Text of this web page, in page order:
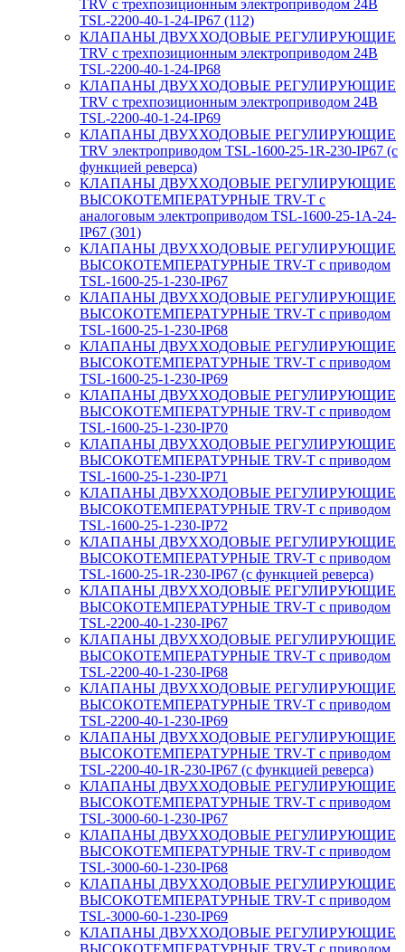
TRV с трехпозиционным электроприводом 24В
TSL-2200-40-1-24-IP67 (112)
КЛАПАНЫ ДВУХХОДОВЫЕ РЕГУЛИРУЮЩИЕ
TRV с трехпозиционным электроприводом 24В
TSL-2200-40-1-24-IP68
КЛАПАНЫ ДВУХХОДОВЫЕ РЕГУЛИРУЮЩИЕ
TRV с трехпозиционным электроприводом 24В
TSL-2200-40-1-24-IP69
КЛАПАНЫ ДВУХХОДОВЫЕ РЕГУЛИРУЮЩИЕ
TRV электроприводом TSL-1600-25-1R-230-IP67 (с
функцией реверса)
КЛАПАНЫ ДВУХХОДОВЫЕ РЕГУЛИРУЮЩИЕ
ВЫСОКОТЕМПЕРАТУРНЫЕ TRV-T с
аналоговым электроприводом TSL-1600-25-1А-24-
IP67 (301)
КЛАПАНЫ ДВУХХОДОВЫЕ РЕГУЛИРУЮЩИЕ
ВЫСОКОТЕМПЕРАТУРНЫЕ TRV-T с приводом
TSL-1600-25-1-230-IP67
КЛАПАНЫ ДВУХХОДОВЫЕ РЕГУЛИРУЮЩИЕ
ВЫСОКОТЕМПЕРАТУРНЫЕ TRV-T с приводом
TSL-1600-25-1-230-IP68
КЛАПАНЫ ДВУХХОДОВЫЕ РЕГУЛИРУЮЩИЕ
ВЫСОКОТЕМПЕРАТУРНЫЕ TRV-T с приводом
TSL-1600-25-1-230-IP69
КЛАПАНЫ ДВУХХОДОВЫЕ РЕГУЛИРУЮЩИЕ
ВЫСОКОТЕМПЕРАТУРНЫЕ TRV-T с приводом
TSL-1600-25-1-230-IP70
КЛАПАНЫ ДВУХХОДОВЫЕ РЕГУЛИРУЮЩИЕ
ВЫСОКОТЕМПЕРАТУРНЫЕ TRV-T с приводом
TSL-1600-25-1-230-IP71
КЛАПАНЫ ДВУХХОДОВЫЕ РЕГУЛИРУЮЩИЕ
ВЫСОКОТЕМПЕРАТУРНЫЕ TRV-T с приводом
TSL-1600-25-1-230-IP72
КЛАПАНЫ ДВУХХОДОВЫЕ РЕГУЛИРУЮЩИЕ
ВЫСОКОТЕМПЕРАТУРНЫЕ TRV-T с приводом
TSL-1600-25-1R-230-IP67 (с функцией реверса)
КЛАПАНЫ ДВУХХОДОВЫЕ РЕГУЛИРУЮЩИЕ
ВЫСОКОТЕМПЕРАТУРНЫЕ TRV-T с приводом
TSL-2200-40-1-230-IP67
КЛАПАНЫ ДВУХХОДОВЫЕ РЕГУЛИРУЮЩИЕ
ВЫСОКОТЕМПЕРАТУРНЫЕ TRV-T с приводом
TSL-2200-40-1-230-IP68
КЛАПАНЫ ДВУХХОДОВЫЕ РЕГУЛИРУЮЩИЕ
ВЫСОКОТЕМПЕРАТУРНЫЕ TRV-T с приводом
TSL-2200-40-1-230-IP69
КЛАПАНЫ ДВУХХОДОВЫЕ РЕГУЛИРУЮЩИЕ
ВЫСОКОТЕМПЕРАТУРНЫЕ TRV-T с приводом
TSL-2200-40-1R-230-IP67 (с функцией реверса)
КЛАПАНЫ ДВУХХОДОВЫЕ РЕГУЛИРУЮЩИЕ
ВЫСОКОТЕМПЕРАТУРНЫЕ TRV-T с приводом
TSL-3000-60-1-230-IP67
КЛАПАНЫ ДВУХХОДОВЫЕ РЕГУЛИРУЮЩИЕ
ВЫСОКОТЕМПЕРАТУРНЫЕ TRV-T с приводом
TSL-3000-60-1-230-IP68
КЛАПАНЫ ДВУХХОДОВЫЕ РЕГУЛИРУЮЩИЕ
ВЫСОКОТЕМПЕРАТУРНЫЕ TRV-T с приводом
TSL-3000-60-1-230-IP69
КЛАПАНЫ ДВУХХОДОВЫЕ РЕГУЛИРУЮЩИЕ
ВЫСОКОТЕМПЕРАТУРНЫЕ TRV-T с приводом